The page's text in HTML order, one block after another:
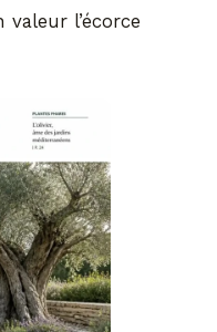
l’écorce